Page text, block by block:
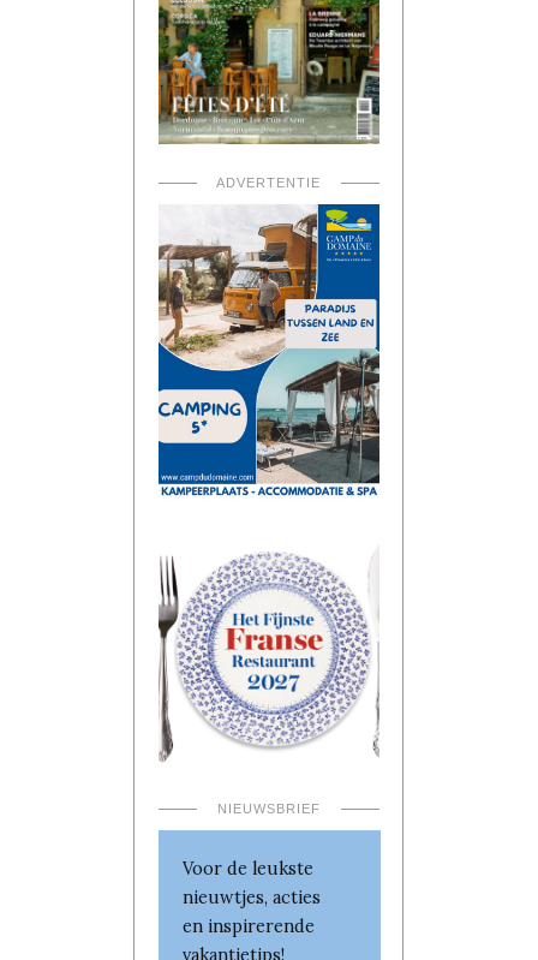
ADVERTENTIE
NIEUWSBRIEF
Voor de leukste
nieuwtjes, acties
en inspirerende
vakantietips!